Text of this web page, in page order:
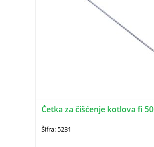
Četka za čišćenje kotlova fi 50
Šifra: 5231